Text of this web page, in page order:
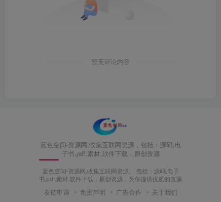
暂无评论内容
蓝色空间-资源网,收集互联网资源，包括：源码,电
子书,pdf,素材,软件下载，原创资源
蓝色空间-资源网,收集互联网资源。 包括：源码,电子
书,pdf,素材,软件下载，原创资源，为你提供优质的资源
友链申请 免责声明 广告合作 关于我们